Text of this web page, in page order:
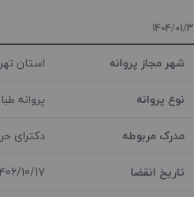
شهر مجاز پروانه
استان
نوع پروانه
پروانه
مدرک مربوطه
دکترای
تاریخ انقضا
10/17